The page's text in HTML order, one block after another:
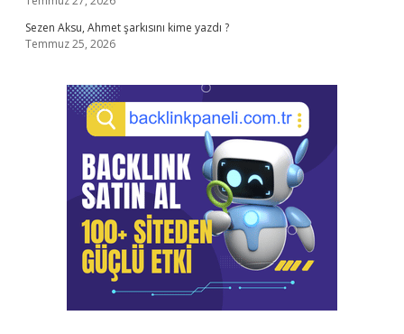
Sezen Aksu, Ahmet şarkısını kime yazdı ?
Temmuz 25, 2026